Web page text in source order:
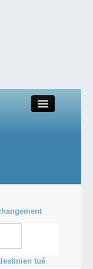
Dame
tué